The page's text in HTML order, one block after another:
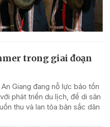
trong giai đoạn
Giang đang nỗ lực bảo tồn
phát triển du lịch, để di sản
thu và lan tỏa bản sắc dân